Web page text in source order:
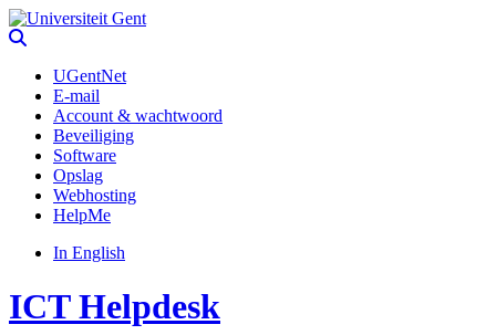
UGentNet
E-mail
Account & wachtwoord
Beveiliging
Software
Opslag
Webhosting
HelpMe
In English
ICT Helpdesk